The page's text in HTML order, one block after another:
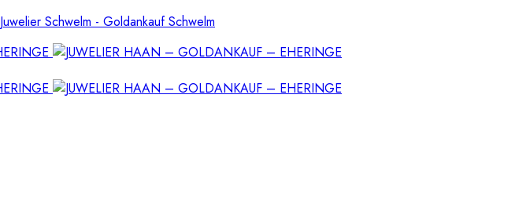
Juwelier Schwelm - Goldankauf Schwelm